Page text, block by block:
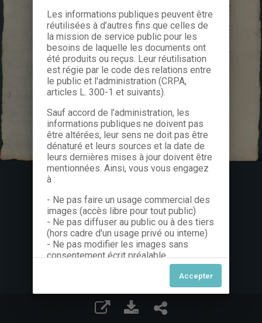
Les informations publiques peuvent être
réutilisées à d’autres fins que celles de
la mission de service public pour les
besoins de laquelle les documents ont
été produits ou reçus. Leur réutilisation
est régie par le code des relations entre
le public et l'administration (CRPA,
articles L. 300-1 et suivants).
Sauf accord de l’administration, les
informations publiques ne doivent pas
être altérées, leur sens ne doit pas être
dénaturé et leurs sources et la date de
leurs dernières mises à jour doivent être
mentionnées. Ainsi, vous vous engagez
à :
- Ne pas faire un usage commercial des
images (accès libre pour tout public)
- Ne pas diffuser au public ou à des tiers
(hors cadre d'un usage privé ou interne)
- Ne pas modifier les images sans
consentement écrit préalable
Dans le cas contraire, nous vous invitons
à nous contacter afin de solliciter le type
de Licence souhaitée parmi celles
proposées et le cas échéant, acquitter